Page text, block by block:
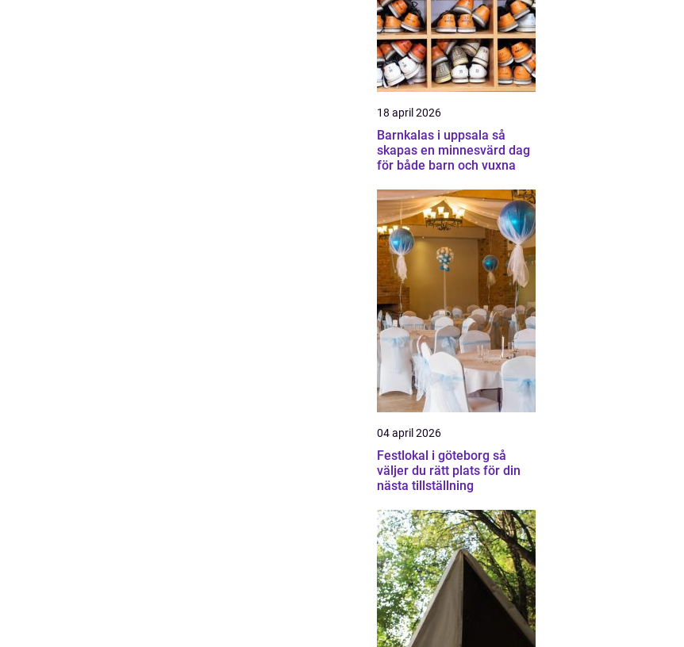
18 april 2026
Barnkalas i uppsala så
skapas en minnesvärd dag
för både barn och vuxna
04 april 2026
Festlokal i göteborg så
väljer du rätt plats för din
nästa tillställning